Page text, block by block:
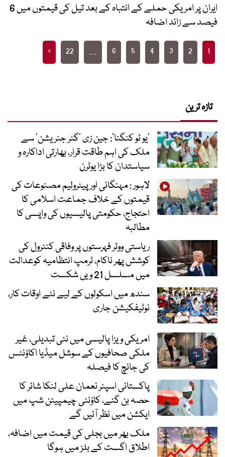
ایران پر امریکی حملے کے انتباہ کے بعد تیل کی قیمتوں میں 6
فیصد سے زائد اضافہ
Posts
pagination
1
2
3
4
5
6
…
22
>
تازہ ترین
’یو ٹو کنگنا‘: جین زی ’گٹر جنریشن‘ سے
ملک کی اہم طاقت قرار، بھارتی اداکارہ و
سیاستدان کا بڑا یوٹرن
لاہور : مہنگائی اور پیٹرولیم مصنوعات کی
قیمتوں کے خلاف جماعت اسلامی کا
احتجاج، حکومتی پالیسیوں کی واپسی کا
مطالبہ
ریاستی ووٹر فہرستوں پر وفاقی کنٹرول کی
کوشش پھر ناکام، ٹرمپ انتظامیہ کوعدالت
میں مسلسل 21 ویں شکست
سندھ میں اسکولوں کے لیے نئے اوقات کار،
نوٹیفکیشن جاری
امریکی ویزا پالیسی میں نئی تبدیلی، غیر
ملکی صحافیوں کے سوشل میڈیا اکاؤنٹس
کی جانچ کا فیصلہ
پاکستانی اسپنر نعمان علی لنکا شائر کا
حصہ بن گئے، کاؤنٹی چیمپیئن شپ میں
ایکشن میں نظر آئیں گے
ملک بھر میں بجلی کی قیمت میں اضافہ،
اطلاق اگست کے بلز میں ہوگا